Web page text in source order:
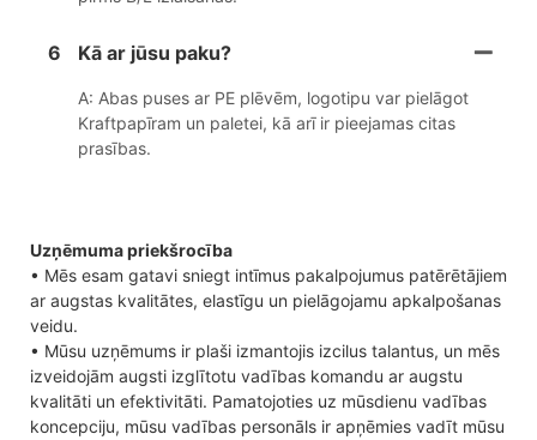
6 Kā ar jūsu paku?
A: Abas puses ar PE plēvēm, logotipu var pielāgot
Kraftpapīram un paletei, kā arī ir pieejamas citas
prasības.
Uzņēmuma priekšrocība
• Mēs esam gatavi sniegt intīmus pakalpojumus patērētājiem
ar augstas kvalitātes, elastīgu un pielāgojamu apkalpošanas
veidu.
• Mūsu uzņēmums ir plaši izmantojis izcilus talantus, un mēs
izveidojām augsti izglītotu vadības komandu ar augstu
kvalitāti un efektivitāti. Pamatojoties uz mūsdienu vadības
koncepciju, mūsu vadības personāls ir apņēmies vadīt mūsu